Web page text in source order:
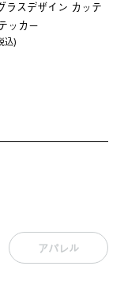
ラスデザイン カッテ
ッカー
込)
アパレル